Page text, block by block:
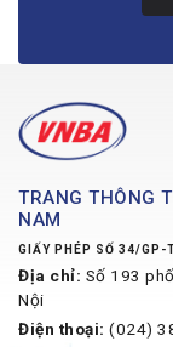
TRANG THÔNG
NAM
GIẤY PHÉP SỐ 34/GP-
Địa chỉ: Số 193
Nội
Điện thoại: (024)